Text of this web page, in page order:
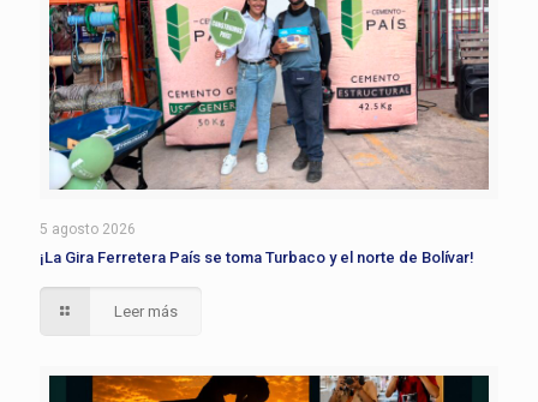
5 agosto 2026
¡La Gira Ferretera País se toma Turbaco y el norte de Bolívar!
Leer más